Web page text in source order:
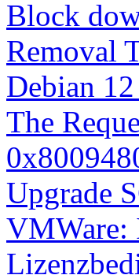
Block
Removal
Debian
The
Upgrade
VMWare: